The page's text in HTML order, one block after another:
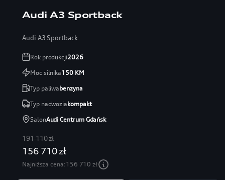
Audi A3 Sportback
Audi A3 Sportback
Rok produkcji2026
Moc silnika150KM
Typ paliwabenzyna
Typ nadwoziakompakt
SalonAudi Centrum Gdańsk
191 110 zł
156 710 zł
Najniższa cena:156 710 zł